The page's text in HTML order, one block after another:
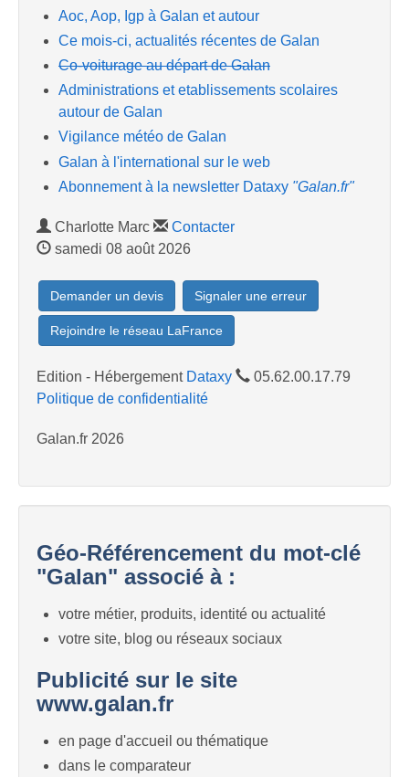
Aoc, Aop, Igp à Galan et autour
Ce mois-ci, actualités récentes de Galan
Co-voiturage au départ de Galan
Administrations et etablissements scolaires
autour de Galan
Vigilance météo de Galan
Galan à l'international sur le web
Abonnement à la newsletter Dataxy "Galan.fr"
Charlotte Marc
Contacter
samedi 08 août 2026
Demander un devis Signaler une erreur
Rejoindre le réseau LaFrance
Edition - Hébergement Dataxy
05.62.00.17.79
Politique de confidentialité
Galan.fr 2026
Géo-Référencement du mot-clé
"Galan" associé à :
votre métier, produits, identité ou actualité
votre site, blog ou réseaux sociaux
Publicité sur le site
www.galan.fr
en page d'accueil ou thématique
dans le comparateur